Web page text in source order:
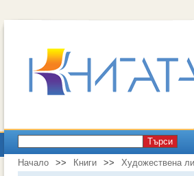
Търси
Начало >> Книги >> Художествена